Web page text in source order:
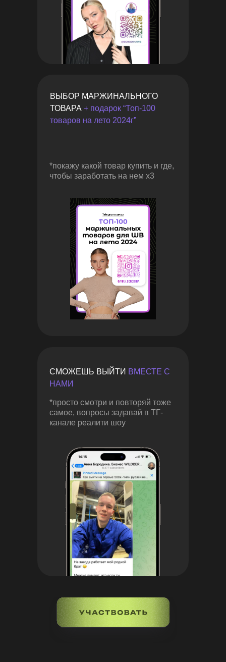
*покажу какой товар купить и где,
чтобы заработать на нем х3
ВЫБОР МАРЖИНАЛЬНОГО
ТОВАРА + подарок “Топ-100
товаров на лето 2024г”
*просто смотри и повторяй тоже
самое, вопросы задавай в ТГ-
канале реалити шоу
СМОЖЕШЬ ВЫЙТИ ВМЕСТЕ С
НАМИ